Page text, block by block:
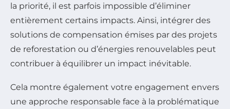
la priorité, il est parfois impossible d’éliminer
entièrement certains impacts. Ainsi, intégrer des
solutions de compensation émises par des projets
de reforestation ou d’énergies renouvelables peut
contribuer à équilibrer un impact inévitable.
Cela montre également votre engagement envers
une approche responsable face à la problématique